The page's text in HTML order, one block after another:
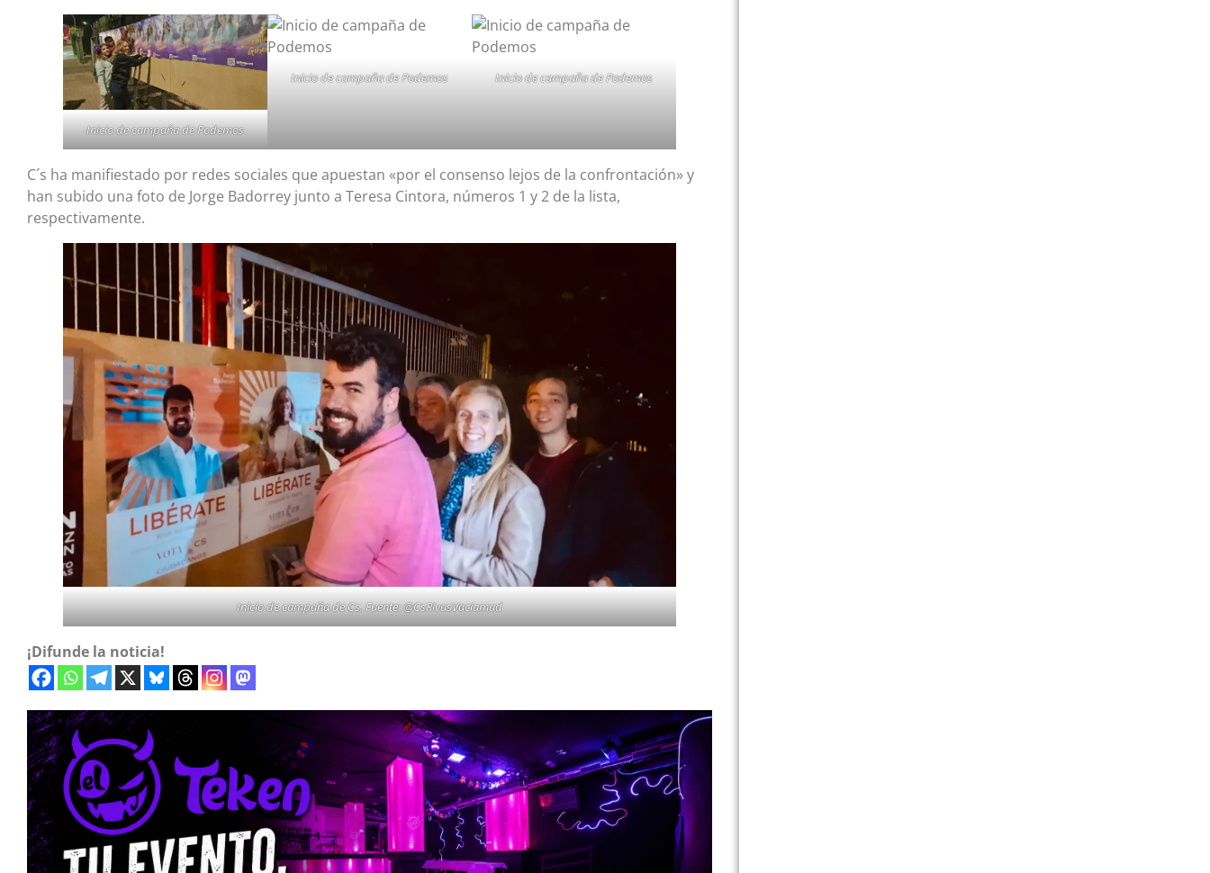
Inicio de campaña de Podemos
Inicio de campaña de Podemos Inicio de campaña de Podemos
C´s ha manifiestado por redes sociales que apuestan «por el consenso lejos de la confrontación» y
han subido una foto de Jorge Badorrey junto a Teresa Cintora, números 1 y 2 de la lista,
respectivamente.
Inicio de campaña de Cs. Fuente: @CsRivasVaciamad
¡Difunde la noticia!